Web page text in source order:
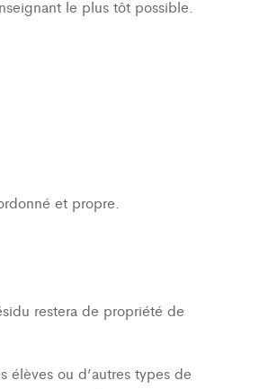
le plus tôt possible.
et propre.
restera de propriété de
élèves ou d’autres types de